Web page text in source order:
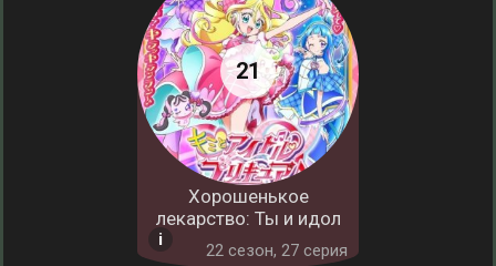
Хорошенькое
лекарство: Ты и идол
22 cезон, 27 серия